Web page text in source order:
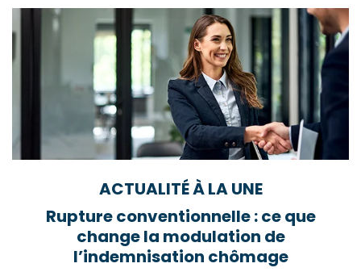
ACTUALITÉ À LA UNE
Rupture conventionnelle : ce que
change la modulation de
l’indemnisation chômage